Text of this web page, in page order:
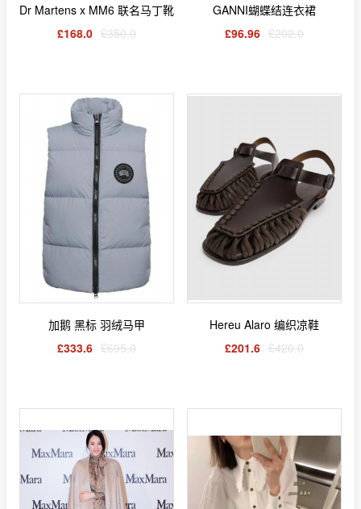
Dr Martens x MM6 联名马丁靴
£168.0 £350.0
GANNI蝴蝶结连衣裙
£96.96 £202.0
加鹅 黑标 羽绒马甲
£333.6 £695.0
Hereu Alaro 编织凉鞋
£201.6 £420.0